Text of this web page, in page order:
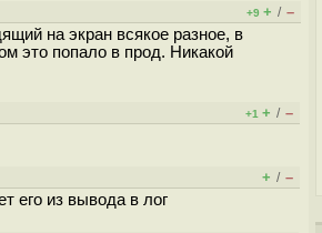
+9 + / –
на экран всякое разное, в
это попало в прод. Никакой
+1 + / –
+ / –
его из вывода в лог